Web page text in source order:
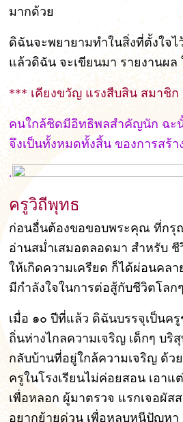
มากด้วย
ดิฉันจะพยายามทำในสิ่งที่ตั้งใจ
แล้วดิฉัน จะเขียนมา รายงานผล
*** เคียงขวัญ แรงสืบสิน สมาชิ
คนใกล้ชิดมีอิทธิพลสำคัญนัก ฉะ
จึงเป็นทั้งหมดทั้งสิ้น ของการสร้
.
ครูวิถีพุทธ
ก่อนอื่นต้องขอขอบพระคุณ ที่กรุ
อ่านสม่ำเสมอตลอดมา สำหรับ
ให้เกิดความเครียด ก็ได้ผ่อนคล
มีกำลังใจในการต่อสู้กับชีวิตโลก
เมื่อ ๑๐ ปีที่แล้ว ดิฉันบรรจุเป็นค
ถิ่นห่างไกลความเจริญ เด็กๆ บ
กลับบ้านที่อยู่ใกล้ความเจริญ ด้ว
ครูในโรงเรียนไม่ค่อยสอน เอา
เพื่อหลอก ผู้มาตรวจ แรกเจอผัส
อยากย้ายด่วน เพื่อหลบหนีปัญหา